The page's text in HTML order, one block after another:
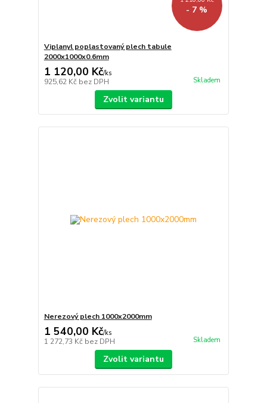
- 7 %
Viplanyl poplastovaný plech tabule
2000x1000x0.6mm
1 120,00 Kč/ks
925,62 Kč bez DPH Skladem
Zvolit variantu
Nerezový plech 1000x2000mm
1 540,00 Kč/ks
1 272,73 Kč bez DPH Skladem
Zvolit variantu